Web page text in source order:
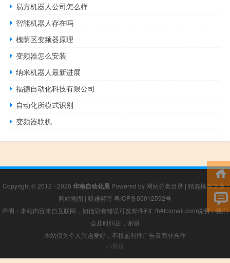
易方机器人公司怎么样
智能机器人存在吗
槐荫区变频器原理
变频器怎么安装
纳米机器人最新进展
福德自动化科技有限公司
自动化所模式识别
变频器联机
Copyright © 2012 - 2026 华南自动化展Powered by 网站分类目录 | 精选推荐文章|
网站地图 | 疑难解答 粤ICP备05012592号
声明：本站内容来自互联网，如信息有错误可发邮件到f_fb#foxmail.com说明，我们
会及时纠正，谢谢
本站仅为个人兴趣爱好，不接盈利性广告及商业合作
小男孩